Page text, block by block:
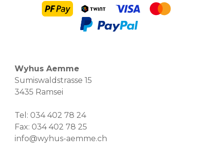
Wyhus Aemme
Sumiswaldstrasse 15
3435 Ramsei
Tel: 034 402 78 24
Fax: 034 402 78 25
info@wyhus-aemme.ch